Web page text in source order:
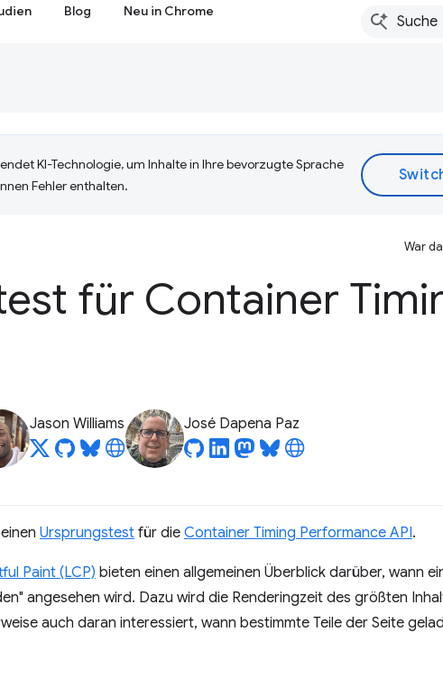
Blog Neu in Chrome
KI-Technologie, um Inhalte in Ihre bevorzugte Sprache
Fehler enthalten.
War
für Container
Jason Williams José Dapena Paz
Ursprungstest für die Container Timing Performance API.
Paint (LCP) bieten einen allgemeinen Überblick darüber, wann
angesehen wird. Dazu wird die Renderingzeit des größten
auch daran interessiert, wann bestimmte Teile der Seite